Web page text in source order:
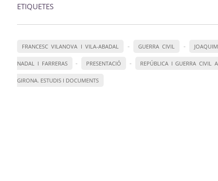
ETIQUETES
FRANCESC VILANOVA I VILA-ABADAL - GUERRA CIVIL - JOAQUIM
NADAL I FARRERAS - PRESENTACIÓ - REPÚBLICA I GUERRA CIVIL A
GIRONA. ESTUDIS I DOCUMENTS